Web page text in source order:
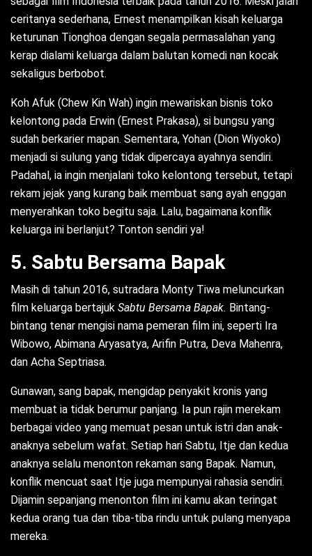
ceritanya sederhana, Ernest menampilkan kisah keluarga
keturunan Tionghoa dengan segala permasalahan yang
kerap dialami keluarga dalam balutan komedi nan kocak
sekaligus berbobot.
Koh Afuk (Chew Kin Wah) ingin mewariskan bisnis toko
kelontong pada Erwin (Ernest Prakasa), si bungsu yang
sudah berkarier mapan. Sementara, Yohan (Dion Wiyoko)
menjadi si sulung yang tidak dipercaya ayahnya sendiri.
Padahal, ia ingin menjalani toko kelontong tersebut, tetapi
rekam jejak yang kurang baik membuat sang ayah enggan
menyerahkan toko begitu saja. Lalu, bagaimana konflik
keluarga ini berlanjut? Tonton sendiri ya!
5. Sabtu Bersama Bapak
Masih di tahun 2016, sutradara Monty Tiwa meluncurkan
film keluarga bertajuk Sabtu Bersama Bapak. Bintang-
bintang tenar mengisi nama pemeran film ini, seperti Ira
Wibowo, Abimana Aryasatya, Arifin Putra, Deva Mahenra,
dan Acha Septriasa.
Gunawan, sang bapak, mengidap penyakit kronis yang
membuat ia tidak berumur panjang. Ia pun rajin merekam
berbagai video yang memuat pesan untuk istri dan anak-
anaknya sebelum wafat. Setiap hari Sabtu, Itje dan kedua
anaknya selalu menonton rekaman sang Bapak. Namun,
konflik mencuat saat Itje juga mempunyai rahasia sendiri.
Dijamin sepanjang menonton film ini kamu akan teringat
kedua orang tua dan tiba-tiba rindu untuk pulang menyapa
mereka.